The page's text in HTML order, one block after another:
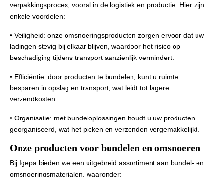
verpakkingsproces, vooral in de logistiek en productie. Hier zijn
enkele voordelen:
• Veiligheid: onze omsnoeringsproducten zorgen ervoor dat uw
ladingen stevig bij elkaar blijven, waardoor het risico op
beschadiging tijdens transport aanzienlijk vermindert.
• Efficiëntie: door producten te bundelen, kunt u ruimte
besparen in opslag en transport, wat leidt tot lagere
verzendkosten.
• Organisatie: met bundeloplossingen houdt u uw producten
georganiseerd, wat het picken en verzenden vergemakkelijkt.
Onze producten voor bundelen en omsnoeren
Bij Igepa bieden we een uitgebreid assortiment aan bundel- en
omsnoeringsmaterialen, waaronder: